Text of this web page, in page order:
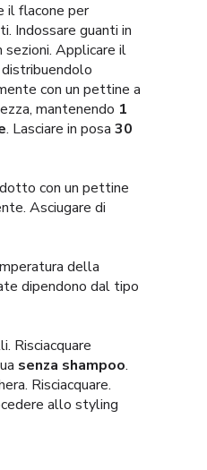
il flacone per
Indossare guanti in
sezioni. Applicare il
con un pettine a
mantenendo 1
. Lasciare in posa 30
con un pettine
Asciugare di
della
dipendono dal tipo
Risciacquare
senza shampoo.
Risciacquare.
allo styling